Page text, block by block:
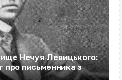
Нечуя‐Левицького:
про письменника з